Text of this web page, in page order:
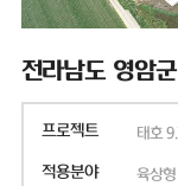
전라남도 영암군
프로젝트 태호
적용분야 육상형